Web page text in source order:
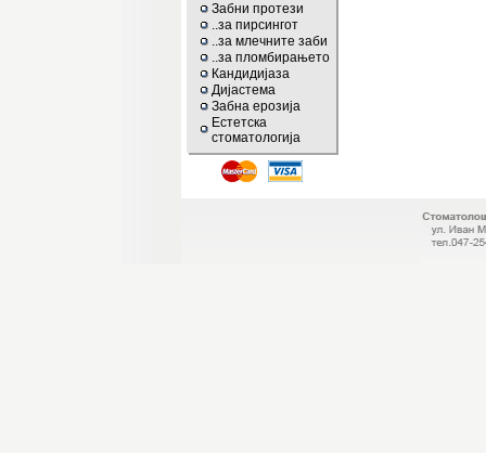
Забни протези
..за пирсингот
..за млечните заби
..за пломбирањето
Кандидијаза
Дијастема
Забна ерозија
Естетска
стоматологија